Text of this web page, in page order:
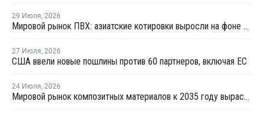
29 Июля, 2026
Мировой рынок ПВХ: азиатские котировки выросли на фоне смешанных тенденций в Китае
27 Июля, 2026
США ввели новые пошлины против 60 партнеров, включая ЕС
24 Июля, 2026
Мировой рынок композитных материалов к 2035 году вырастет до USD224,3 млрд